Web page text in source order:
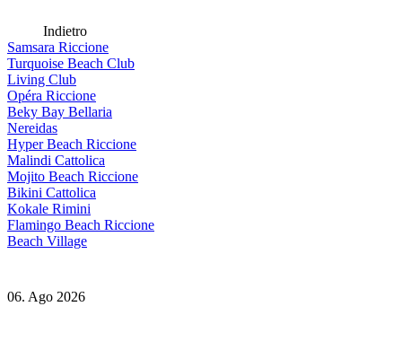
Indietro
Samsara Riccione
Turquoise Beach Club
Living Club
Opéra Riccione
Beky Bay Bellaria
Nereidas
Hyper Beach Riccione
Malindi Cattolica
Mojito Beach Riccione
Bikini Cattolica
Kokale Rimini
Flamingo Beach Riccione
Beach Village
06. Ago 2026